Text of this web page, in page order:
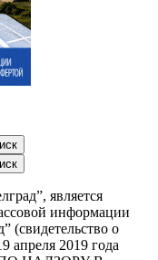
является
информации
(свидетельство о
2019 года